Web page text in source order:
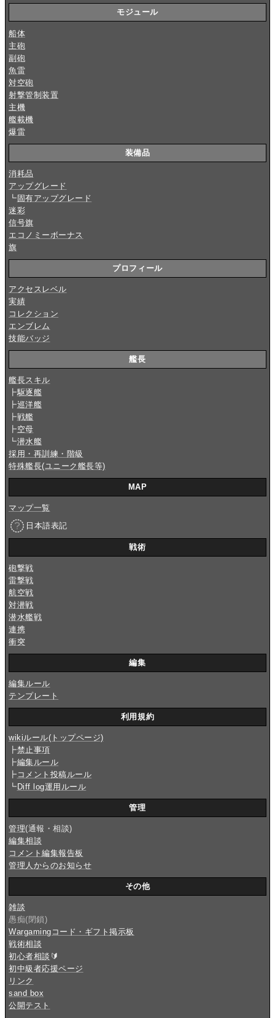
モジュール
船体
主砲
副砲
魚雷
対空砲
射撃管制装置
主機
艦載機
爆雷
装備品
消耗品
アップグレード
┗固有アップグレード
迷彩
信号旗
エコノミーボーナス
旗
プロフィール
アクセスレベル
実績
コレクション
エンブレム
技能バッジ
艦長
艦長スキル
┣駆逐艦
┣巡洋艦
┣戦艦
┣空母
┗潜水艦
採用・再訓練・階級
特殊艦長(ユニーク艦長等)
MAP
マップ一覧
日本語表記
戦術
砲撃戦
雷撃戦
航空戦
対潜戦
潜水艦戦
連携
衝突
編集
編集ルール
テンプレート
利用規約
wikiルール(トップページ)
┣禁止事項
┣編集ルール
┣ コメント投稿ルール
┗ Diff log運用ルール
管理
管理(通報・相談)
編集相談
コメント編集報告板
管理人からのお知らせ
その他
雑談
愚痴(閉鎖)
Wargamingコード・ギフト掲示板
戦術相談
初心者相談 🔰
初中級者応援ページ
リンク
sand box
公開テスト